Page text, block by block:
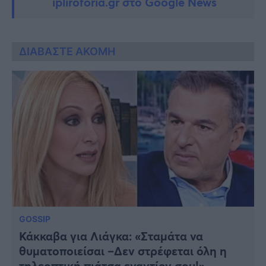
ΔΙΑΒΑΣΤΕ ΑΚΟΜΗ
GOSSIP
Κάκκαβα για Λιάγκα: «Σταμάτα να
θυματοποιείσαι –Δεν στρέφεται όλη η